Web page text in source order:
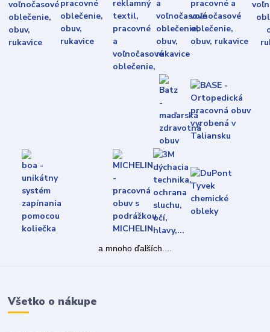
a mnoho ďalších....
Všetko o nákupe